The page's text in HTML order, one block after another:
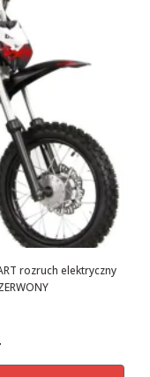
rozruch elektryczny